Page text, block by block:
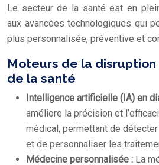
Le secteur de la santé est en
aux avancées technologiques qui
plus personnalisée, préventive et
Moteurs de la
de la santé
Intelligence artificielle (IA) en
améliore la précision et
médical, permettant de
et de personnaliser les
Médecine personnalisée : La